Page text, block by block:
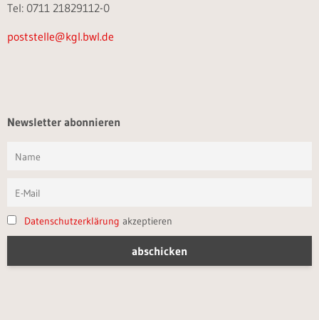
Tel: 0711 21829112-0
poststelle@kgl.bwl.de
Newsletter abonnieren
Datenschutzerklärung akzeptieren